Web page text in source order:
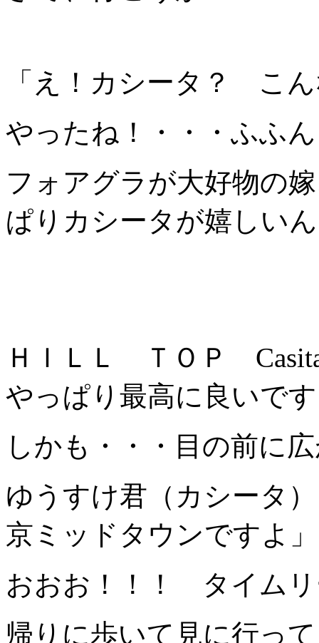
「え！カシータ？ こ
やったね！・・・ふふ
フォアグラが大好物の
ぱりカシータが嬉しい
ＨＩＬＬ ＴＯＰ
やっぱり最高に良いで
しかも・・・目の前に
ゆうすけ君（カシータ
京ミッドタウンですよ」
おおお！！！ タイム
帰りに歩いて見に行っ